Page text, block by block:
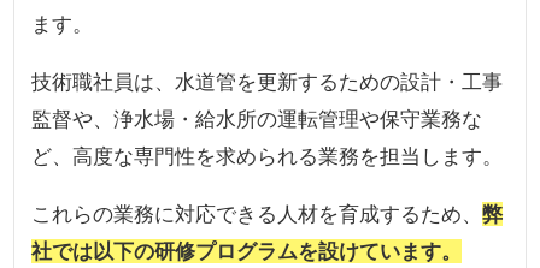
ます。
技術職社員は、水道管を更新するための設計・工事
監督や、浄水場・給水所の運転管理や保守業務な
ど、高度な専門性を求められる業務を担当します。
これらの業務に対応できる人材を育成するため、弊
社では以下の研修プログラムを設けています。